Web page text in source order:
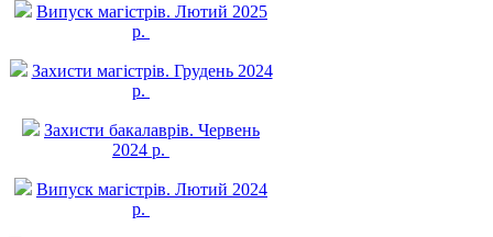
Випуск магістрів. Лютий 2025
р.
Захисти магістрів. Грудень 2024
р.
Захисти бакалаврів. Червень
2024 р.
Випуск магістрів. Лютий 2024
р.